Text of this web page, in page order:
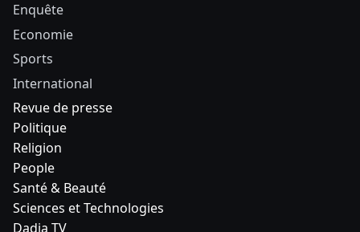
Enquête
Economie
Sports
International
Revue de presse
Politique
Religion
People
Santé & Beauté
Sciences et Technologies
Dadia TV